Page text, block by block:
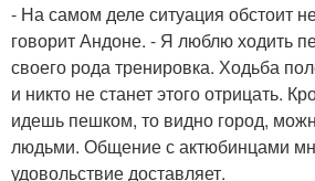
- На самом деле ситуация обстоит
говорит Андоне. - Я люблю ходить
своего рода тренировка. Ходьба
и никто не станет этого отрицать.
идешь пешком, то видно город,
людьми. Общение с актюбинцами
удовольствие доставляет.